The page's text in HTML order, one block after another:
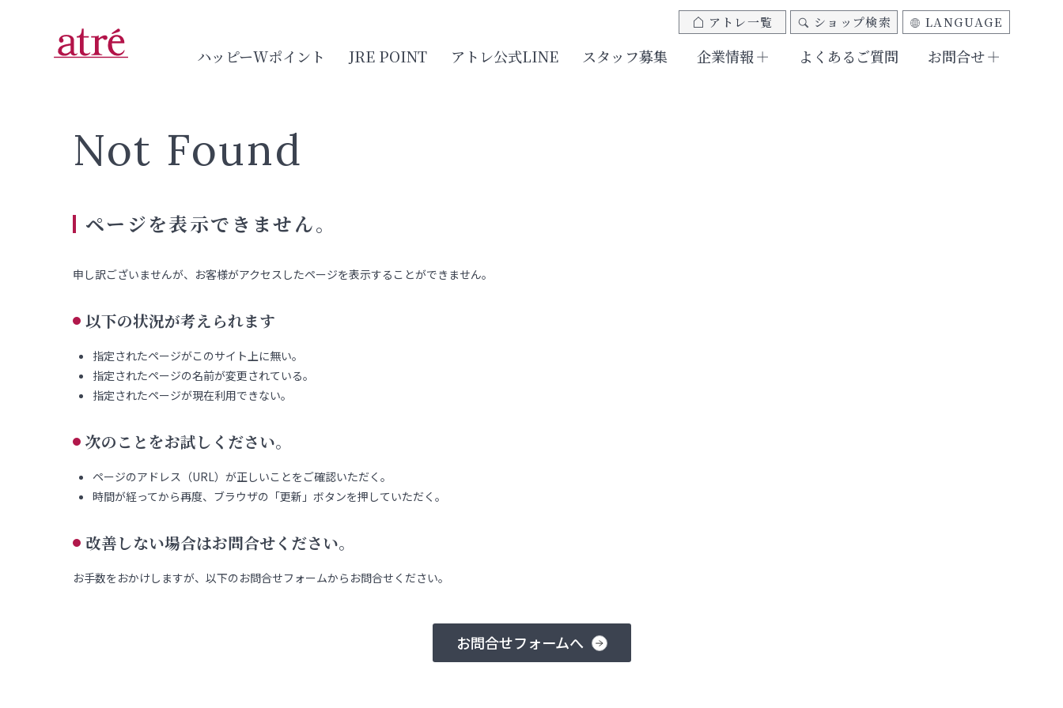
ハッピーWポイント JRE POINT アトレ公式LINE スタッフ募集 企業情報 よくあるご質問 お問合せ
アトレ一覧 ショップ検索 LANGUAGE
Not Found
ページを表示できません。
申し訳ございませんが、お客様がアクセスしたページを表示することができません。
以下の状況が考えられます
指定されたページがこのサイト上に無い。
指定されたページの名前が変更されている。
指定されたページが現在利用できない。
次のことをお試しください。
ページのアドレス（URL）が正しいことをご確認いただく。
時間が経ってから再度、ブラウザの「更新」ボタンを押していただく。
改善しない場合はお問合せください。
お手数をおかけしますが、以下のお問合せフォームからお問合せください。
お問合せフォームへ